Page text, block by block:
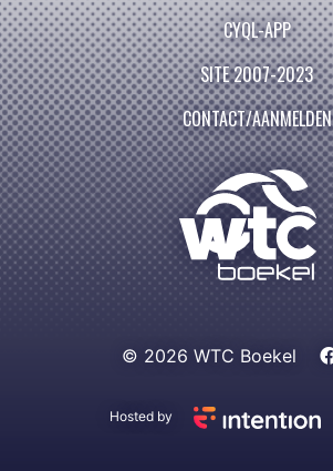
CYQL-APP
SITE 2007-2023
CONTACT/AANMELDEN
© 2026 WTC Boekel
Hosted by